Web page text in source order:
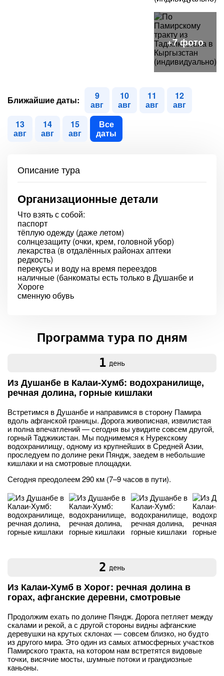
Ближайшие даты: 9
авг
10
авг
11
авг
12
авг
13
авг
14
авг
15
авг
Все
даты
Описание тура
Организационные детали
Что взять с собой:
паспорт
тёплую одежду (даже летом)
солнцезащиту (очки, крем, головной убор)
лекарства (в отдалённых районах аптеки
редкость)
перекусы и воду на время переездов
наличные (банкоматы есть только в Душанбе и
Хороге
сменную обувь
Программа тура по дням
1 день
Из Душанбе в Калаи-Хумб: водохранилище,
речная долина, горные кишлаки
Встретимся в Душанбе и направимся в сторону Памира
вдоль афганской границы. Дорога живописная, извилистая
и полна впечатлений — сегодня вы увидите совсем другой,
горный Таджикистан. Мы поднимемся к Нурекскому
водохранилищу, одному из крупнейших в Средней Азии,
проследуем по долине реки Пяндж, заедем в небольшие
кишлаки и на смотровые площадки.
Сегодня преодолеем 290 км (7–9 часов в пути).
2 день
Из Калаи-Хумб в Хорог: речная долина в
горах, афганские деревни, смотровые
Продолжим ехать по долине Пяндж. Дорога петляет между
скалами и рекой, а с другой стороны видны афганские
деревушки на крутых склонах — совсем близко, но будто
из другого мира. Это один из самых атмосферных участков
Памирского тракта, на котором нам встретятся видовые
точки, висячие мосты, шумные потоки и грандиозные
каньоны.